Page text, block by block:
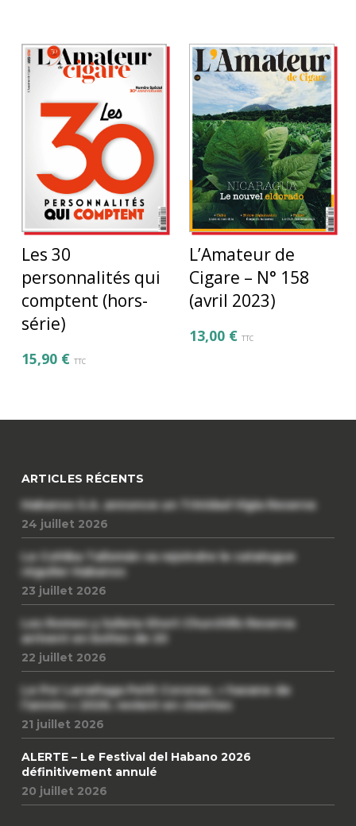
Les 30
personnalités qui
comptent (hors-
série)
15,90 € TTC
L’Amateur de
Cigare – N° 158
(avril 2023)
13,00 € TTC
ARTICLES RÉCENTS
Habanos S.A. annonce un Trinidad Vigia Reserva
24 juillet 2026
Le Cohiba Talismán va rejoindre le catalogue
régulier Habanos
23 juillet 2026
Les Romeo y Julieta Short Churchills Reserva
arrivent en boîtes de 20
22 juillet 2026
Le Por Larrañaga Petit Coronas, « havane de
l’année » 2026, revient en civettes
21 juillet 2026
ALERTE – Le Festival del Habano 2026
définitivement annulé
20 juillet 2026